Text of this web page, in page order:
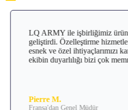
LQ ARMY ile işbirliğimiz
geliştirdi. Özelleştirme
esnek ve özel ihtiyaçlarımızı
ekibin duyarlılığı bizi çok
Pierre M.
Fransa'dan Genel Müdür